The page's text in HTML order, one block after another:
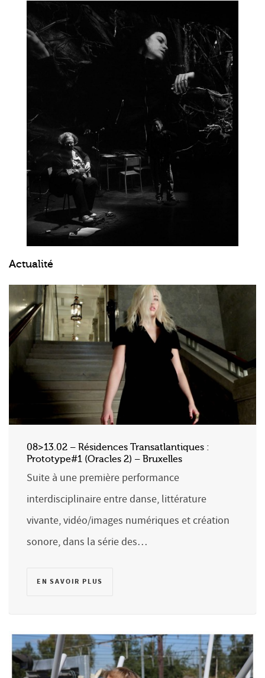
Actualité
08>13.02 – Résidences Transatlantiques :
Prototype#1 (Oracles 2) – Bruxelles
Suite à une première performance
interdisciplinaire entre danse, littérature
vivante, vidéo/images numériques et création
sonore, dans la série des…
EN SAVOIR PLUS